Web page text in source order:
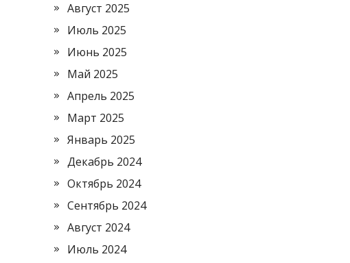
Август 2025
Июль 2025
Июнь 2025
Май 2025
Апрель 2025
Март 2025
Январь 2025
Декабрь 2024
Октябрь 2024
Сентябрь 2024
Август 2024
Июль 2024